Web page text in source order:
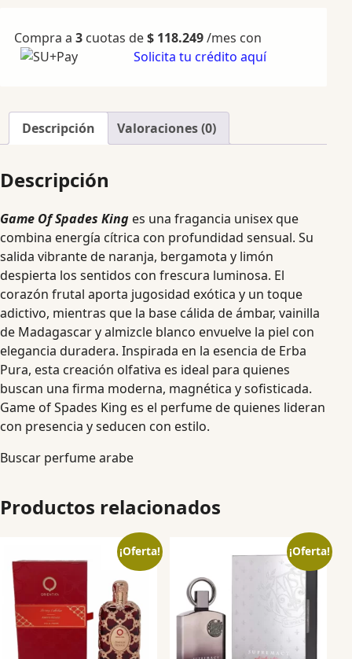
Compra a 3 cuotas de$ 118.249/mes con
Solicita tu crédito aquí
Descripción Valoraciones (0)
Descripción
Game Of Spades King es una fragancia unisex que
combina energía cítrica con profundidad sensual. Su
salida vibrante de naranja, bergamota y limón
despierta los sentidos con frescura luminosa. El
corazón frutal aporta jugosidad exótica y un toque
adictivo, mientras que la base cálida de ámbar, vainilla
de Madagascar y almizcle blanco envuelve la piel con
elegancia duradera. Inspirada en la esencia de Erba
Pura, esta creación olfativa es ideal para quienes
buscan una firma moderna, magnética y sofisticada.
Game of Spades King es el perfume de quienes lideran
con presencia y seducen con estilo.
Buscar perfume arabe
Productos relacionados
¡Oferta! ¡Oferta!